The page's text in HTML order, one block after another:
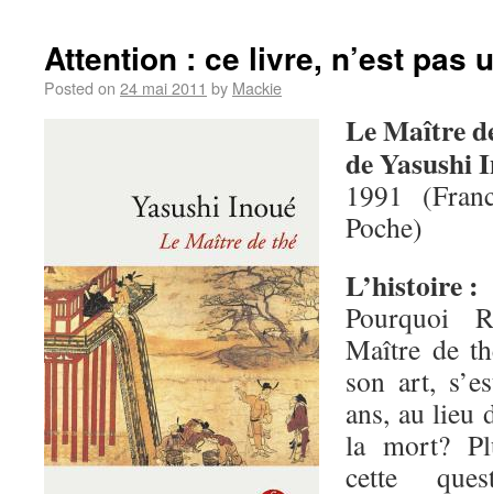
Attention : ce livre, n’est pas
Posted on 24 mai 2011 by Mackie
Le Maître
de Yasushi
1991
Poche)
L’histoire :
Pourquoi
Maître de
son art,
ans, au lieu
la mort?
cette